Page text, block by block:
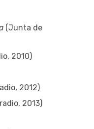
(Junta de
2010)
2012)
2013)